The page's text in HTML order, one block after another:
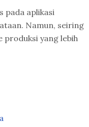
pada aplikasi
Namun, seiring
produksi yang lebih